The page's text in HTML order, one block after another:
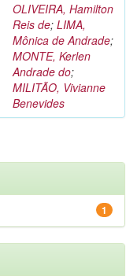
OLIVEIRA, Hamilton
Reis de; LIMA,
Mônica de Andrade;
MONTE, Kerlen
Andrade do;
MILITÃO, Vivianne
Benevides
1